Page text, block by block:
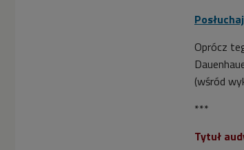
Oprócz
(wśród
***
Tytuł